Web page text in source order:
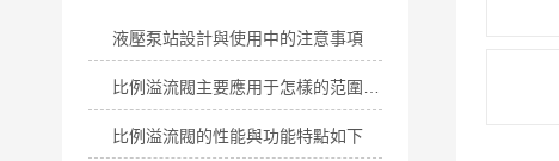
液壓泵站設計與使用中的注意事項
比例溢流閥的性能與功能特點如下